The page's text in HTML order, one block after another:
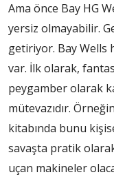
Ama önce Bay HG
yersiz olmayabilir.
getiriyor. Bay Wells
var. İlk olarak,
peygamber olarak
mütevazıdır.
kitabında bunu
savaşta pratik
uçan makineler